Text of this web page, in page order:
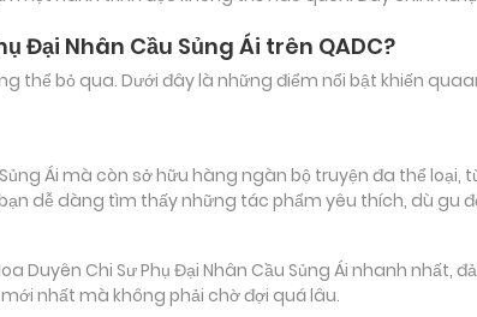
Đại Nhân Cầu Sủng Ái trên QADC?
thể bỏ qua. Dưới đây là những điểm nổi bật khiến
Ái mà còn sở hữu hàng ngàn bộ truyện đa thể
dễ dàng tìm thấy những tác phẩm yêu thích, dù gu
Chi Sư Phụ Đại Nhân Cầu Sủng Ái nhanh nhất,
nhất mà không phải chờ đợi quá lâu.